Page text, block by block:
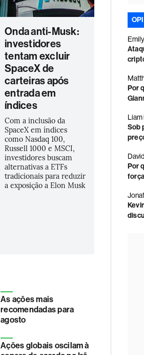
Onda anti-Musk:
investidores
tentam excluir
SpaceX de
carteiras após
entrada em
índices
Com a inclusão da
SpaceX em índices
como Nasdaq 100,
Russell 1000 e MSCI,
investidores buscam
alternativas a ETFs
tradicionais para reduzir
a exposição a Elon Musk
As ações mais
recomendadas para
agosto
Ações globais oscilam à
Por
Liam
Sob
Por
força